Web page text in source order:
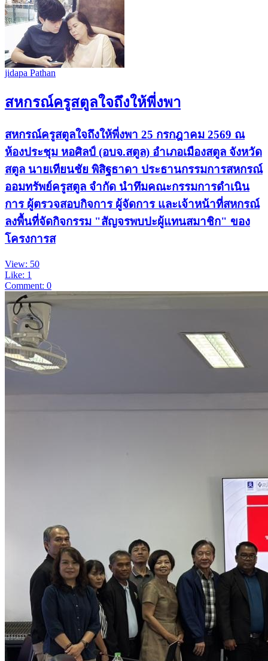
jidapa Pathan
สหกรณ์ครูสตูลใจถึงให้พี่งพา
สหกรณ์ครูสตูลใจถึงให้พี่งพา 25 กรกฎาคม 2569 ณ
ห้องประชุม หอศิลป์ (อบจ.สตูล) อำเภอเมืองสตูล จังหวัด
สตูล นายเทียนชัย พิสิฐธาดา ประธานกรรมการสหกรณ์
ออมทรัพย์ครูสตูล จำกัด นำทึมคณะกรรมการดำเนิน
การ ผู้ตรวจสอบกิจการ ผู้จัดการ และเจ้าหน้าที่สหกรณ์
ลงพื้นที่จัดกิจกรรม "สัญจรพบปะผู้แทนสมาชิก" ของ
โครงการส
View: 50
Like: 1
Comment: 0